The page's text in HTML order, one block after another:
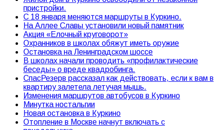
пристройки.
С 18 января меняются маршруты в Куркино.
На Аллее Славы установили новый памятник
Акция «Елочный круговорот»
Охранников в школах обяжут иметь оружие
Остановка на Ленинградском шоссе
В школах начали проводить «профилактические
беседы» о вреде квадробинга.
СпасРезерв рассказал как действовать, если к вам в
квартиру залетела летучая мышь.
Изменения маршрутов автобусов в Куркино
Минутка ностальгии
Новая остановка в Куркино
Отопление в Москве начнут включать с